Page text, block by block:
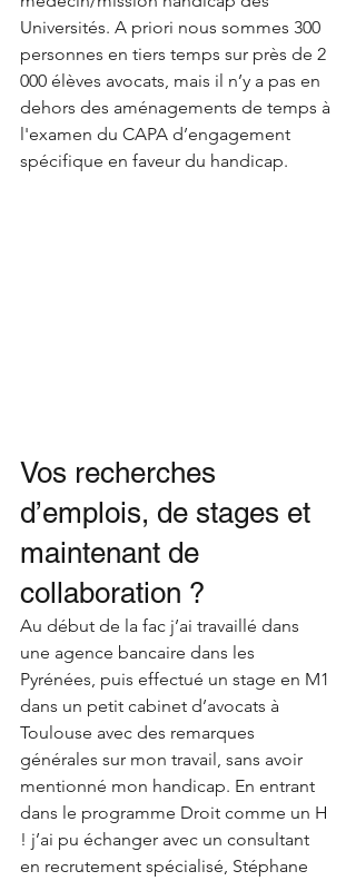
Universités. A priori nous sommes 300
personnes en tiers temps sur près de 2
000 élèves avocats, mais il n’y a pas en
dehors des aménagements de temps à
l'examen du CAPA d’engagement
spécifique en faveur du handicap.
Vos recherches
d’emplois, de stages et
maintenant de
collaboration ?
Au début de la fac j’ai travaillé dans
une agence bancaire dans les
Pyrénées, puis effectué un stage en M1
dans un petit cabinet d’avocats à
Toulouse avec des remarques
générales sur mon travail, sans avoir
mentionné mon handicap. En entrant
dans le programme Droit comme un H
! j’ai pu échanger avec un consultant
en recrutement spécialisé, Stéphane